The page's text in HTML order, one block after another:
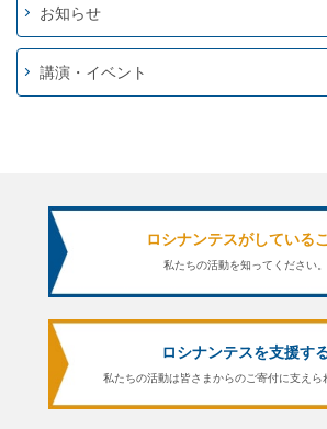
お知らせ
講演・イベント
ロシナンテスがしている
私たちの活動を知ってください。
ロシナンテスを支援す
私たちの活動は皆さまからのご寄付に支えら